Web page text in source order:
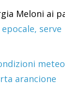
Meloni ai
serve
arancione